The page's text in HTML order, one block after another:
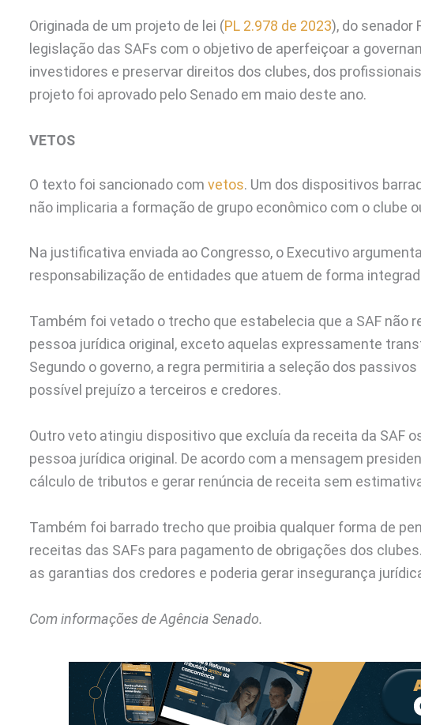
Originada de um projeto de lei (PL 2.978 de 2023), do senador
legislação das SAFs com o objetivo de aperfeiçoar a
investidores e preservar direitos dos clubes, dos
projeto foi aprovado pelo Senado em maio deste ano.
VETOS
O texto foi sancionado com vetos. Um dos dispositivos
não implicaria a formação de grupo econômico com o clube
Na justificativa enviada ao Congresso, o Executivo
responsabilização de entidades que atuem de forma
Também foi vetado o trecho que estabelecia que a SAF não
pessoa jurídica original, exceto aquelas expressamente
Segundo o governo, a regra permitiria a seleção dos
possível prejuízo a terceiros e credores.
Outro veto atingiu dispositivo que excluía da receita da SAF
pessoa jurídica original. De acordo com a mensagem
cálculo de tributos e gerar renúncia de receita sem
Também foi barrado trecho que proibia qualquer forma de
receitas das SAFs para pagamento de obrigações dos
as garantias dos credores e poderia gerar insegurança
Com informações de Agência Senado.